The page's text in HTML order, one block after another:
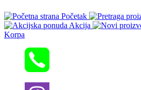
Početak
Akcija
Korpa